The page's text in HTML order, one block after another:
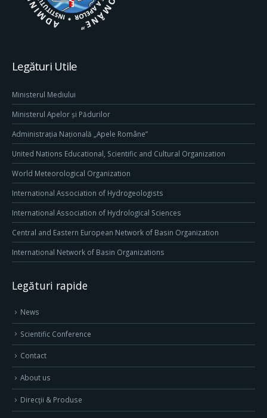
Legături Utile
Ministerul Mediului
Ministerul Apelor și Pădurilor
Administrația Națională „Apele Române”
United Nations Educational, Scientific and Cultural Organization
World Meteorological Organization
International Association of Hydrogeologists
International Association of Hydrological Sciences
Central and Eastern European Network of Basin Organization
International Network of Basin Organizations
Legături rapide
News
Scientific Conference
Contact
About us
Direcţii & Produse